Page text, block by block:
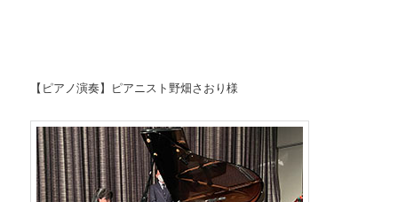
【ピアノ演奏】ピアニスト野畑さおり様